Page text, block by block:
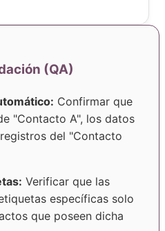
(QA)
Confirmar que
"Contacto A", los datos
del "Contacto
Verificar que las
específicas solo
que poseen dicha